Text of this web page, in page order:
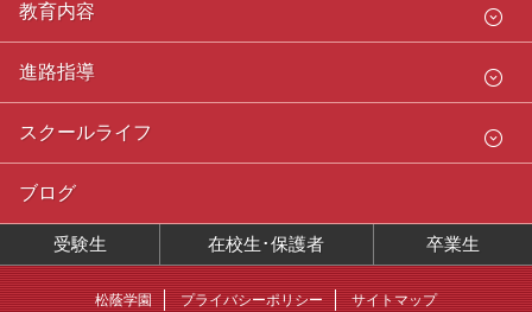
教育内容
進路指導
スクールライフ
ブログ
受験生 在校生･保護者 卒業生
松蔭学園 プライバシーポリシー サイトマップ